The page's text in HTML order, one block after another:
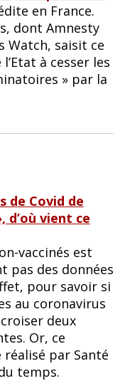
en France.
dont Amnesty
Watch, saisit ce
à cesser les
» par la
de Covid de
d’où vient ce
vaccinés est
pas des données
pour savoir si
au coronavirus
deux
Or, ce
par Santé
temps.